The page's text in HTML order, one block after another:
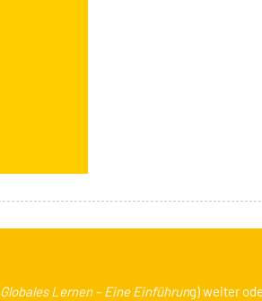
Globales Lernen – Eine Einführung) weiter